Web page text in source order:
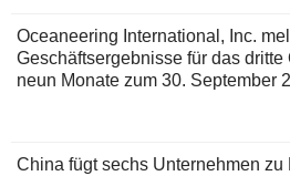
Oceaneering International, Inc.
Geschäftsergebnisse für das dritte
neun Monate zum 30. September
China fügt sechs Unternehmen zu